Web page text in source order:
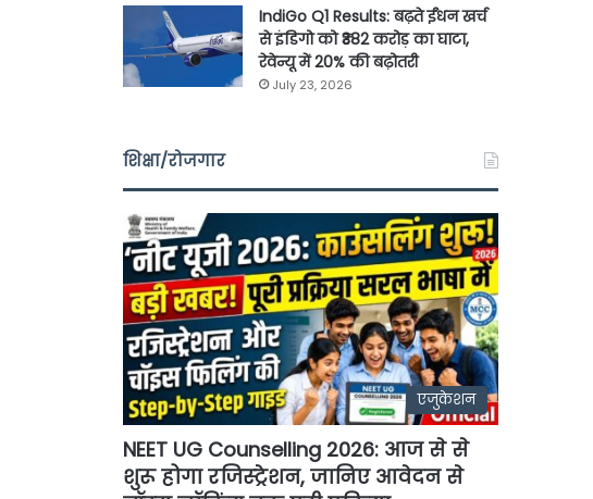
IndiGo Q1 Results: बढ़ते ईंधन खर्च
से इंडिगो को ₹382 करोड़ का घाटा,
रेवेन्यू में 20% की बढ़ोतरी
July 23, 2026
शिक्षा/रोजगार
एजुकेशन
NEET UG Counselling 2026: आज से से
शुरू होगा रजिस्ट्रेशन, जानिए आवेदन से